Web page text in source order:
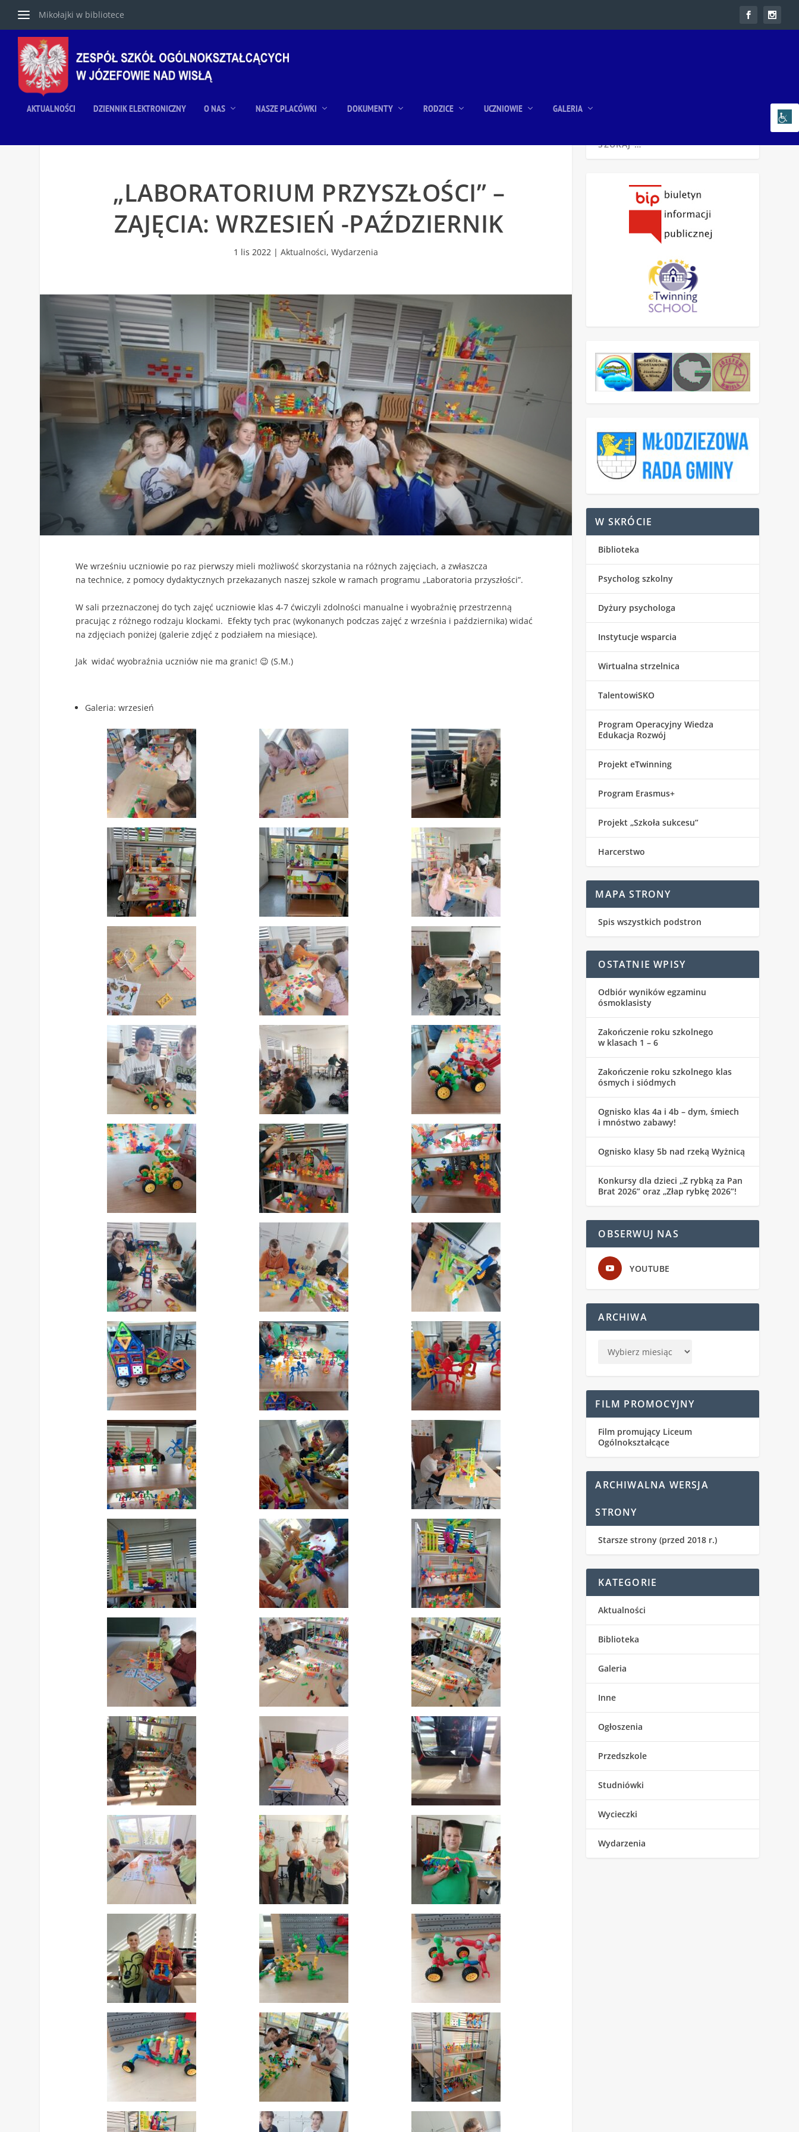
Mikołajki w bibliotece
AKTUALNOŚCI DZIENNIK ELEKTRONICZNY O NAS NASZE PLACÓWKI DOKUMENTY RODZICE UCZNIOWIE GALERIA
„LABORATORIUM PRZYSZŁOŚCI” –
ZAJĘCIA: WRZESIEŃ -PAŹDZIERNIK
1 lis 2022 |Aktualności,Wydarzenia
We wrześniu uczniowie po raz pierwszy mieli możliwość skorzystania na różnych zajęciach, a zwłaszcza
na technice, z pomocy dydaktycznych przekazanych naszej szkole w ramach programu „Laboratoria przyszłości”.
W sali przeznaczonej do tych zajęć uczniowie klas 4-7 ćwiczyli zdolności manualne i wyobraźnię przestrzenną
pracując z różnego rodzaju klockami. Efekty tych prac (wykonanych podczas zajęć z września i października) widać
na zdjęciach poniżej (galerie zdjęć z podziałem na miesiące).
Jak widać wyobraźnia uczniów nie ma granic! 😉 (S.M.)
Galeria: wrzesień
W SKRÓCIE
Biblioteka
Psycholog szkolny
Dyżury psychologa
Instytucje wsparcia
Wirtualna strzelnica
TalentowiSKO
Program Operacyjny Wiedza
Edukacja Rozwój
Projekt eTwinning
Program Erasmus+
Projekt „Szkoła sukcesu”
Harcerstwo
MAPA STRONY
Spis wszystkich podstron
OSTATNIE WPISY
Odbiór wyników egzaminu
ósmoklasisty
Zakończenie roku szkolnego
w klasach 1 – 6
Zakończenie roku szkolnego klas
ósmych i siódmych
Ognisko klas 4a i 4b – dym, śmiech
i mnóstwo zabawy!
Ognisko klasy 5b nad rzeką Wyżnicą
Konkursy dla dzieci „Z rybką za Pan
Brat 2026” oraz „Złap rybkę 2026”!
OBSERWUJ NAS
YOUTUBE
ARCHIWA
FILM PROMOCYJNY
Film promujący Liceum
Ogólnokształcące
ARCHIWALNA WERSJA
STRONY
Starsze strony (przed 2018 r.)
KATEGORIE
Aktualności
Biblioteka
Galeria
Inne
Ogłoszenia
Przedszkole
Studniówki
Wycieczki
Wydarzenia